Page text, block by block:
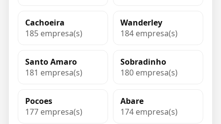
Cachoeira
185 empresa(s)
Wanderley
184 empresa(s)
Santo Amaro
181 empresa(s)
Sobradinho
180 empresa(s)
Pocoes
177 empresa(s)
Abare
174 empresa(s)